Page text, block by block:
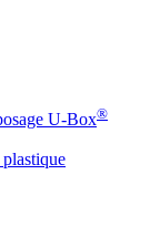
U-Box®